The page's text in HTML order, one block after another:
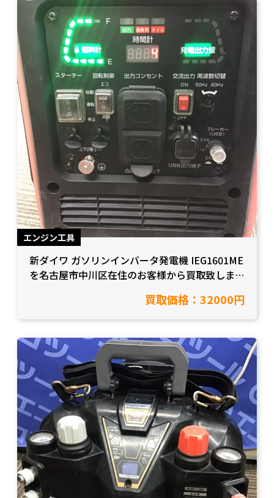
エンジン工具
新ダイワ ガソリンインバータ発電機 IEG1601ME
を名古屋市中川区在住のお客様から買取致しまし
買取価格：32000円